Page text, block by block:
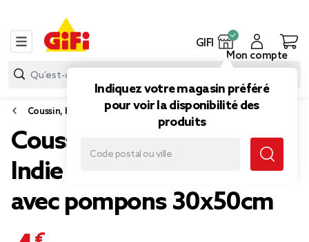
GIFI
Indiquez votre magasin préféré
pour voir la disponibilité des
produits
Mon compte
Coussin, housse de coussin et rembourrage
Coussin rectangulaire
Indie blanc motif orange
avec pompons 30x50cm
4,99 €